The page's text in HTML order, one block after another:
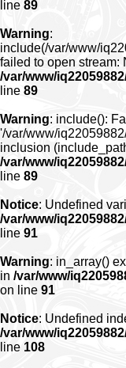
line 89
Warning:
include(/var/www/
failed to open stream:
/var/www/
line 89
Warning: include():
'/var/www/
inclusion
/var/www/
line 89
Notice: Undefined
/var/www/
line 91
Warning: in_array()
in /var/www/
on line 91
Notice: Undefined
/var/www/
line 108